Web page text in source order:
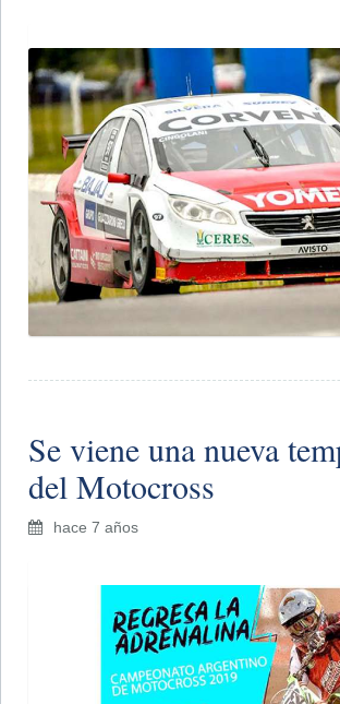
Se viene una nueva
del Motocross
hace 7 años